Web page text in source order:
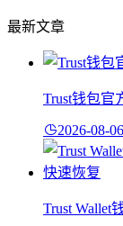
最新文章
Trust钱包官
2026-08-06
Trust Wallet